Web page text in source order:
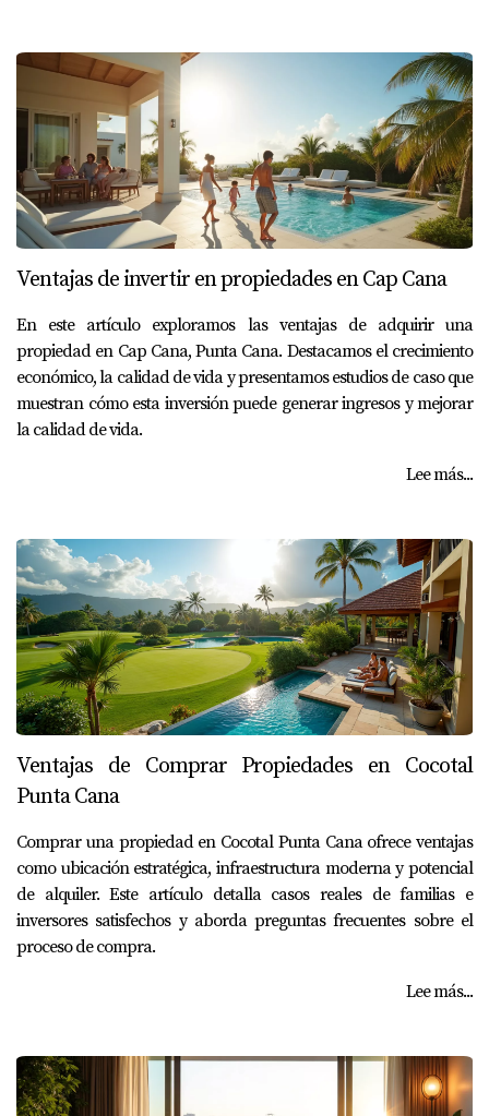
Ventajas de invertir en propiedades en Cap Cana
En este artículo exploramos las ventajas de adquirir una
propiedad en Cap Cana, Punta Cana. Destacamos el crecimiento
económico, la calidad de vida y presentamos estudios de caso que
muestran cómo esta inversión puede generar ingresos y mejorar
la calidad de vida.
Lee más...
Ventajas de Comprar Propiedades en Cocotal
Punta Cana
Comprar una propiedad en Cocotal Punta Cana ofrece ventajas
como ubicación estratégica, infraestructura moderna y potencial
de alquiler. Este artículo detalla casos reales de familias e
inversores satisfechos y aborda preguntas frecuentes sobre el
proceso de compra.
Lee más...